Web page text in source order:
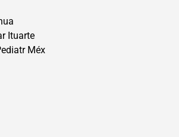
Ituarte
Méx